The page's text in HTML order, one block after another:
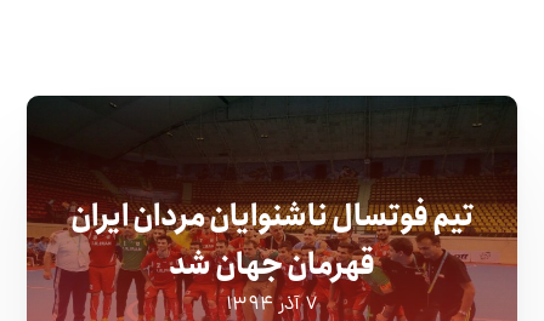
تیم فوتسال ناشنوایان مردان ایران
قهرمان جهان شد
۷ آذر ۱۳۹۴